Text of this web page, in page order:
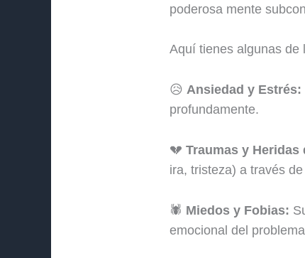
poderosa mente
Aquí tienes algunas de
😥 Ansiedad y Estrés:
profundamente.
💔 Traumas y Heridas
ira, tristeza) a través
🕷️ Miedos y Fobias:
emocional del